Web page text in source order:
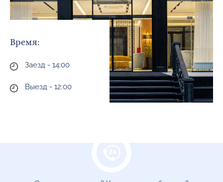
Время:
Заезд - 14:00
Выезд - 12:00